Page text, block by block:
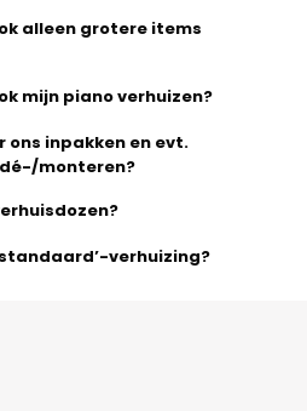
alleen grotere items
mijn piano verhuizen?
ons inpakken en evt.
monteren?
verhuizing?